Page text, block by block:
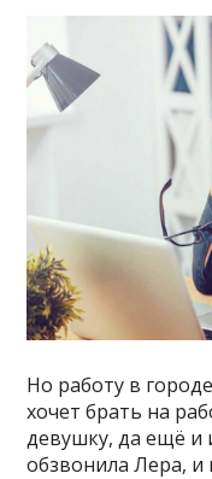
Но работу в
хочет брать на
девушку, да ещё и
обзвонила Лера, и